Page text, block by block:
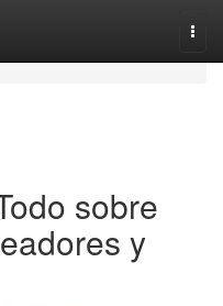
sobre
y